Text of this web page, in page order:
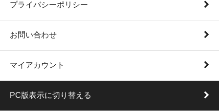
プライバシーポリシー
お問い合わせ
マイアカウント
PC版表示に切り替える